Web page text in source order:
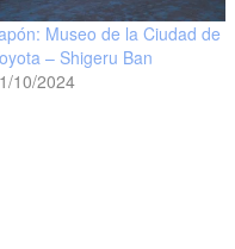
Museo de la Ciudad de
– Shigeru Ban
10/2024